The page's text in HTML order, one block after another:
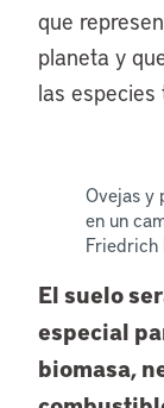
que
planeta y
las
Ovejas y
en un
Friedrich
El suelo
especial
biomasa,